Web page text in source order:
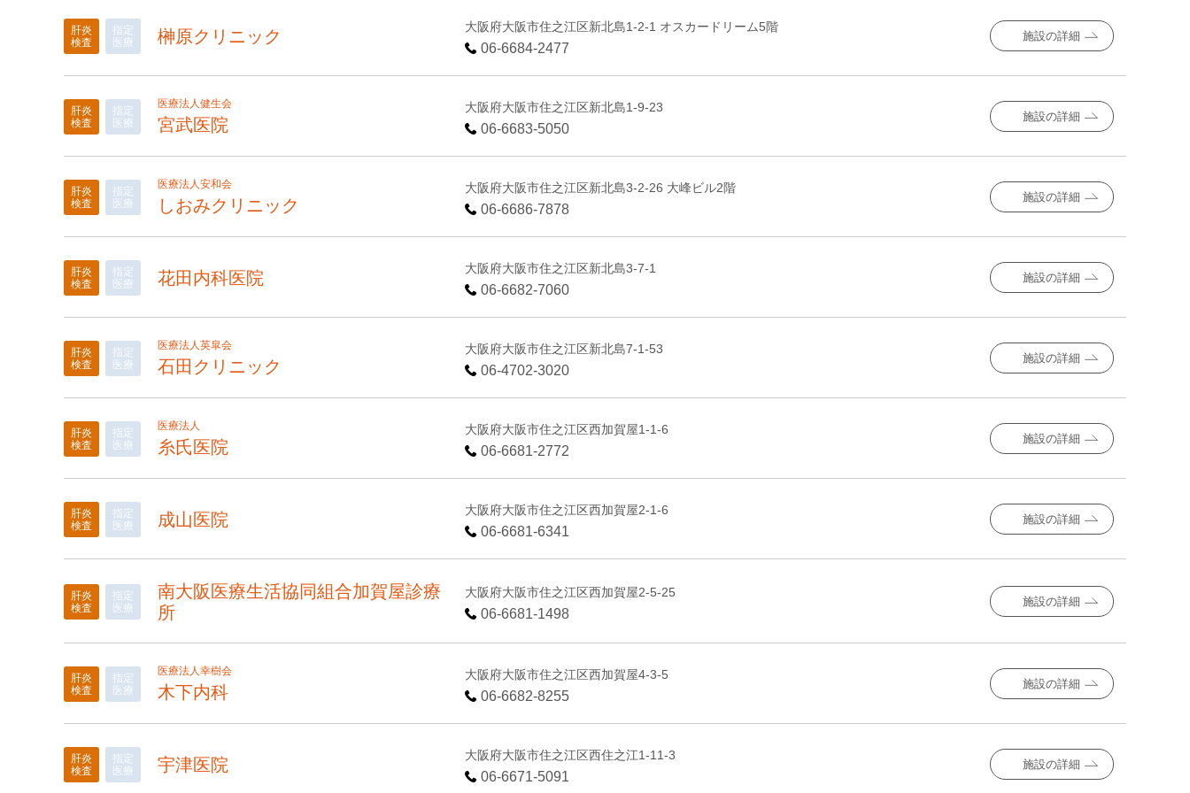
肝炎
検査
指定
医療
榊原クリニック 大阪府大阪市住之江区新北島1-2-1 オスカードリーム5階
06-6684-2477
施設の詳細
肝炎
検査
指定
医療
医療法人健生会
宮武医院
大阪府大阪市住之江区新北島1-9-23
06-6683-5050
施設の詳細
肝炎
検査
指定
医療
医療法人安和会
しおみクリニック
大阪府大阪市住之江区新北島3-2-26 大峰ビル2階
06-6686-7878
施設の詳細
肝炎
検査
指定
医療
花田内科医院 大阪府大阪市住之江区新北島3-7-1
06-6682-7060
施設の詳細
肝炎
検査
指定
医療
医療法人英皐会
石田クリニック
大阪府大阪市住之江区新北島7-1-53
06-4702-3020
施設の詳細
肝炎
検査
指定
医療
医療法人
糸氏医院
大阪府大阪市住之江区西加賀屋1-1-6
06-6681-2772
施設の詳細
肝炎
検査
指定
医療
成山医院 大阪府大阪市住之江区西加賀屋2-1-6
06-6681-6341
施設の詳細
肝炎
検査
指定
医療
南大阪医療生活協同組合加賀屋診療
所
大阪府大阪市住之江区西加賀屋2-5-25
06-6681-1498
施設の詳細
肝炎
検査
指定
医療
医療法人幸樹会
木下内科
大阪府大阪市住之江区西加賀屋4-3-5
06-6682-8255
施設の詳細
肝炎
検査
指定
医療
宇津医院 大阪府大阪市住之江区西住之江1-11-3
06-6671-5091
施設の詳細